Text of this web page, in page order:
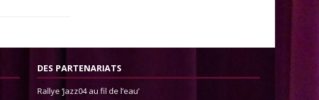
DES PARTENARIATS
Rallye ‘Jazz04 au fil de l’eau’